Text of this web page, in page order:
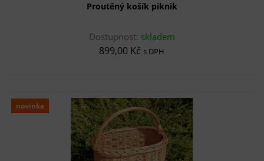
Proutěný košík piknik
Dostupnost: skladem
899,00 Kč s DPH
novinka